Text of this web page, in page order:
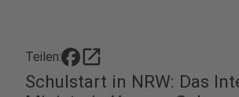
Teilen: open_in_new
Schulstart in NRW: Das